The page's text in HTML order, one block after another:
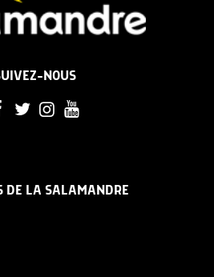
NOUS
DE LA SALAMANDRE